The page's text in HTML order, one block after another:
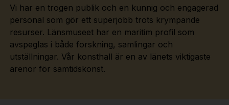
Vi har en trogen publik och en kunnig och engagerad
personal som gör ett superjobb trots krympande
resurser. Länsmuseet har en maritim profil som
avspeglas i både forskning, samlingar och
utställningar. Vår konsthall är en av länets viktigaste
arenor för samtidskonst.